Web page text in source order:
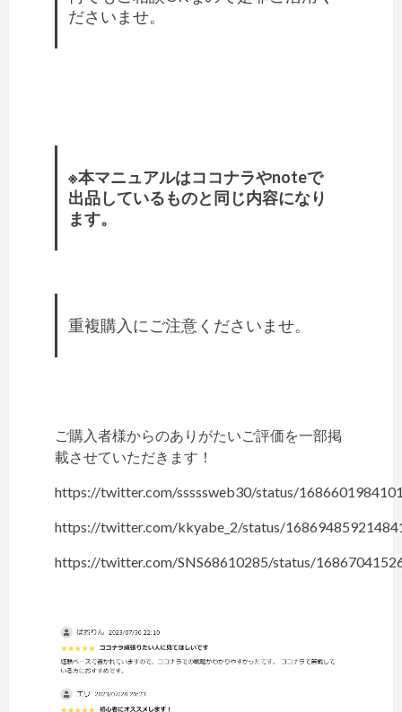
ださいませ。
※本マニュアルはココナラやnoteで
出品しているものと同じ内容になり
ます。
重複購入にご注意くださいませ。
ご購入者様からのありがたいご評価を一部掲
載させていただきます！
https://twitter.com/sssssweb30/status/
https://twitter.com/kkyabe_2/status/
https://twitter.com/SNS68610285/status/